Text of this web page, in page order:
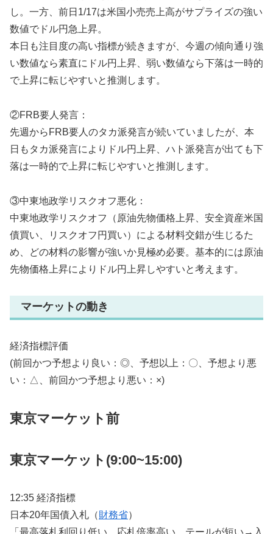
し。一方、前日1/17は米国小売売上高がサプライズの強い
数値でドル円急上昇。
本日も注目度の高い指標が続きますが、今週の傾向通り強
い数値なら素直にドル円上昇、弱い数値なら下落は一時的
で上昇に転じやすいと推測します。
②FRB要人発言：
先週からFRB要人のタカ派発言が続いていましたが、本
日もタカ派発言によりドル円上昇、ハト派発言が出ても下
落は一時的で上昇に転じやすいと推測します。
③中東地政学リスクオフ悪化：
中東地政学リスクオフ（原油先物価格上昇、安全資産米国
債買い、リスクオフ円買い）による材料交錯が生じるた
め、どの材料の影響が強いか見極め必要。基本的には原油
先物価格上昇によりドル円上昇しやすいと考えます。
マーケットの動き
経済指標評価
(前回かつ予想より良い：◎、予想以上：〇、予想より悪
い：△、前回かつ予想より悪い：×)
東京マーケット前
東京マーケット(9:00~15:00)
12:35 経済指標
日本20年国債入札（財務省）
「最高落札利回り低い、応札倍率高い、テールが短い→入